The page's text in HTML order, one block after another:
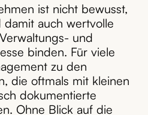
ist nicht bewusst,
auch wertvolle
und
binden. Für viele
zu den
die oftmals mit kleinen
dokumentierte
Ohne Blick auf die